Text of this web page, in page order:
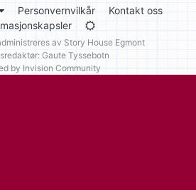
Personvernvilkår
Kontakt oss
av Story House Egmont
Gaute Tyssebotn
by Invision Community